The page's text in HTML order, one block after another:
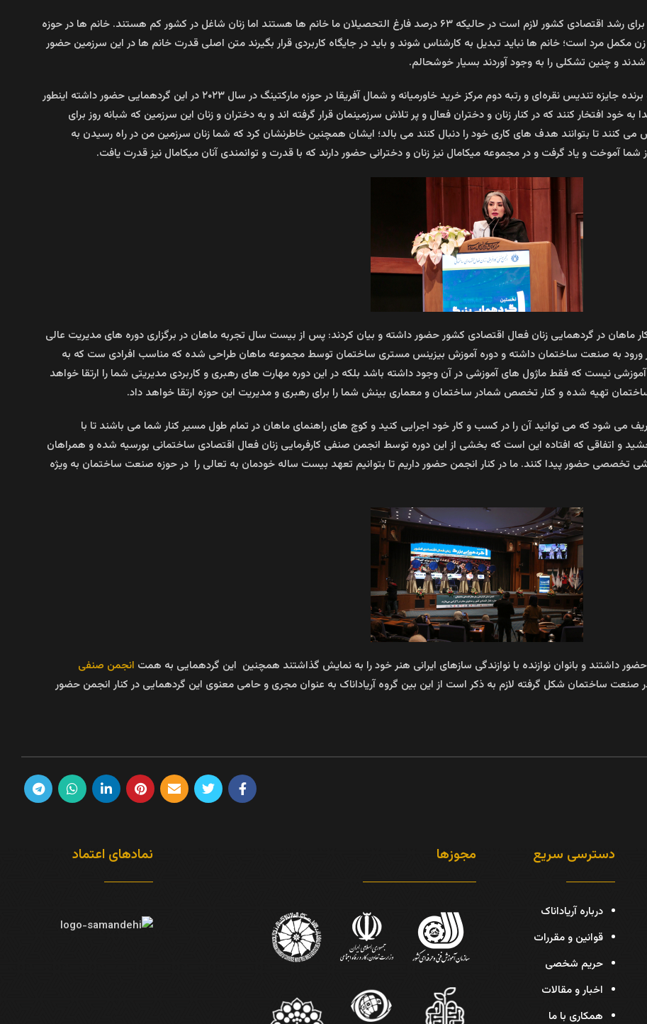
زن، هویت ملی را شکل داده و بذر ایمان را می کارد حضور بانوان برای رشد اقتصادی کشور لازم است در حالیکه ۶۳ درصد فارغ التحصیلان ما خانم ها هستند اما زنان شاغل در کشور کم هستند. خانم ها در حوزه
مرد است؛ خانم ها نباید تبدیل به کارشناس شوند و باید در جایگاه کاربردی قرار بگیرند متن اصلی قدرت خانم ها در این سرزمین حضور
و چنین تشکلی را به وجود آوردند بسیار خوشحالم.
جناب آقای مهندس کشتکار مدیرعامل مجموعه میکامال کیش و برنده جایزه تندیس نقره‌ای و رتبه دوم مرکز خرید خاورمیانه و شمال آفریقا در حوزه مارکتینگ در سال ۲۰۲۳ در این گردهمایی حضور داشته اینطور
به خود افتخار کنند که در کنار زنان و دختران فعال و پر تلاش سرزمینمان قرار گرفته اند و به دختران و زنان این سرزمین که شبانه روز برای
کنند تا بتوانند هدف های کاری خود را دنبال کنند می بالد؛ ایشان همچنین خاطرنشان کرد که شما زنان سرزمین من در راه رسیدن به
آموخت و یاد گرفت و در مجموعه میکامال نیز زنان و دخترانی‌ حضور دارند که با قدرت و توانمندی آنان میکامال نیز قدرت یافت.
ماهان در گردهمایی زنان فعال اقتصادی کشور حضور داشته و بیان کردند: پس از بیست سال تجربه ماهان در برگزاری دوره های مدیریت عالی
ورود به صنعت ساختمان داشته و دوره آموزش بیزینس مستری ساختمان توسط مجموعه ماهان طراحی شده که مناسب افرادی ست که به
نیست که فقط ماژول های آموزشی در آن وجود داشته باشد بلکه در این دوره مهارت های رهبری و کاربردی مدیریتی شما را ارتقا خواهد
تهیه شده و کنار تخصص شمادر ساختمان و معماری بینش شما را برای رهبری و مدیریت این حوزه ارتقا خواهد داد.
می شود که می توانید آن را در کسب و کار خود اجرایی کنید و کوچ های راهنمای ماهان در تمام طول مسیر کنار شما می باشند تا با
و اتفاقی که افتاده این است که بخشی از این دوره توسط انجمن صنفی کارفرمایی زنان فعال اقتصادی ساختمانی بورسیه شده و همراهان
تخصصی حضور پیدا کنند. ما در کنار انجمن حضور داریم تا بتوانیم تعهد بیست ساله خودمان به تعالی را در حوزه صنعت ساختمان به ویژه
داشتند و بانوان نوازنده با نوازندگی سازهای‌ ایرانی هنر خود را به نمایش گذاشتند همچنین این گردهمایی به همت انجمن صنفی
صنعت ساختمان شکل گرفته لازم به ذکر است از این بین گروه آریاداناک به عنوان مجری و حامی معنوی این گردهمایی در کنار انجمن حضور
دسترسی سریع
درباره آریاداناک
قوانین و مقررات
حریم شخصی
اخبار و مقالات
همکاری با ما
مجوزها نمادهای اعتماد